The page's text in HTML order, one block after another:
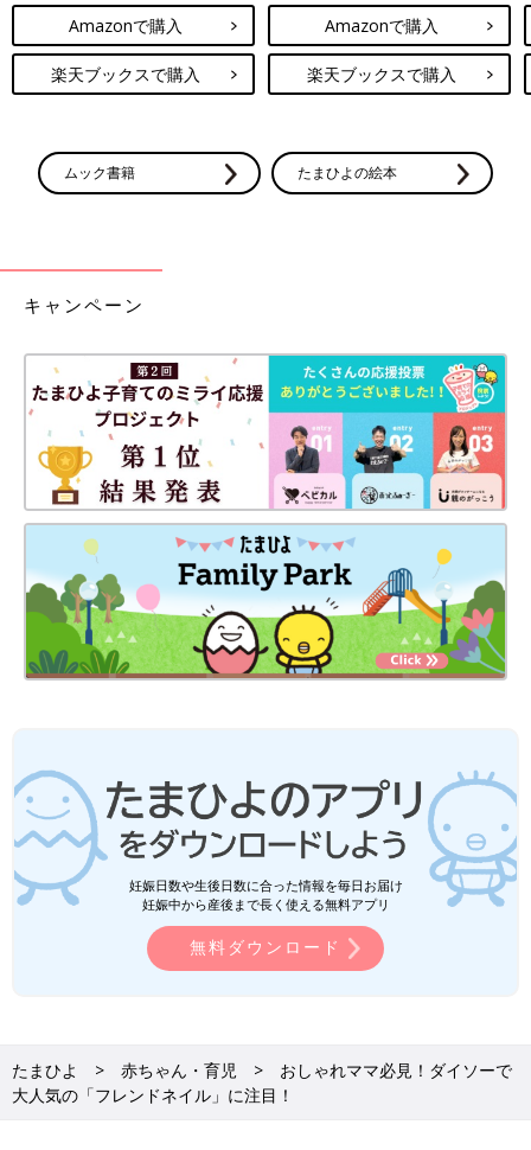
Amazonで購入
楽天ブックスで購入
Amazonで購入
楽天ブックスで購入
ムック書籍 たまひよの絵本
キャンペーン
妊娠日数や生後日数に合った情報を毎日お届け
妊娠中から産後まで長く使える無料アプリ
無料ダウンロード
たまひよ 赤ちゃん・育児
おしゃれママ必見！ダイソーで
大人気の「フレンドネイル」に注目！